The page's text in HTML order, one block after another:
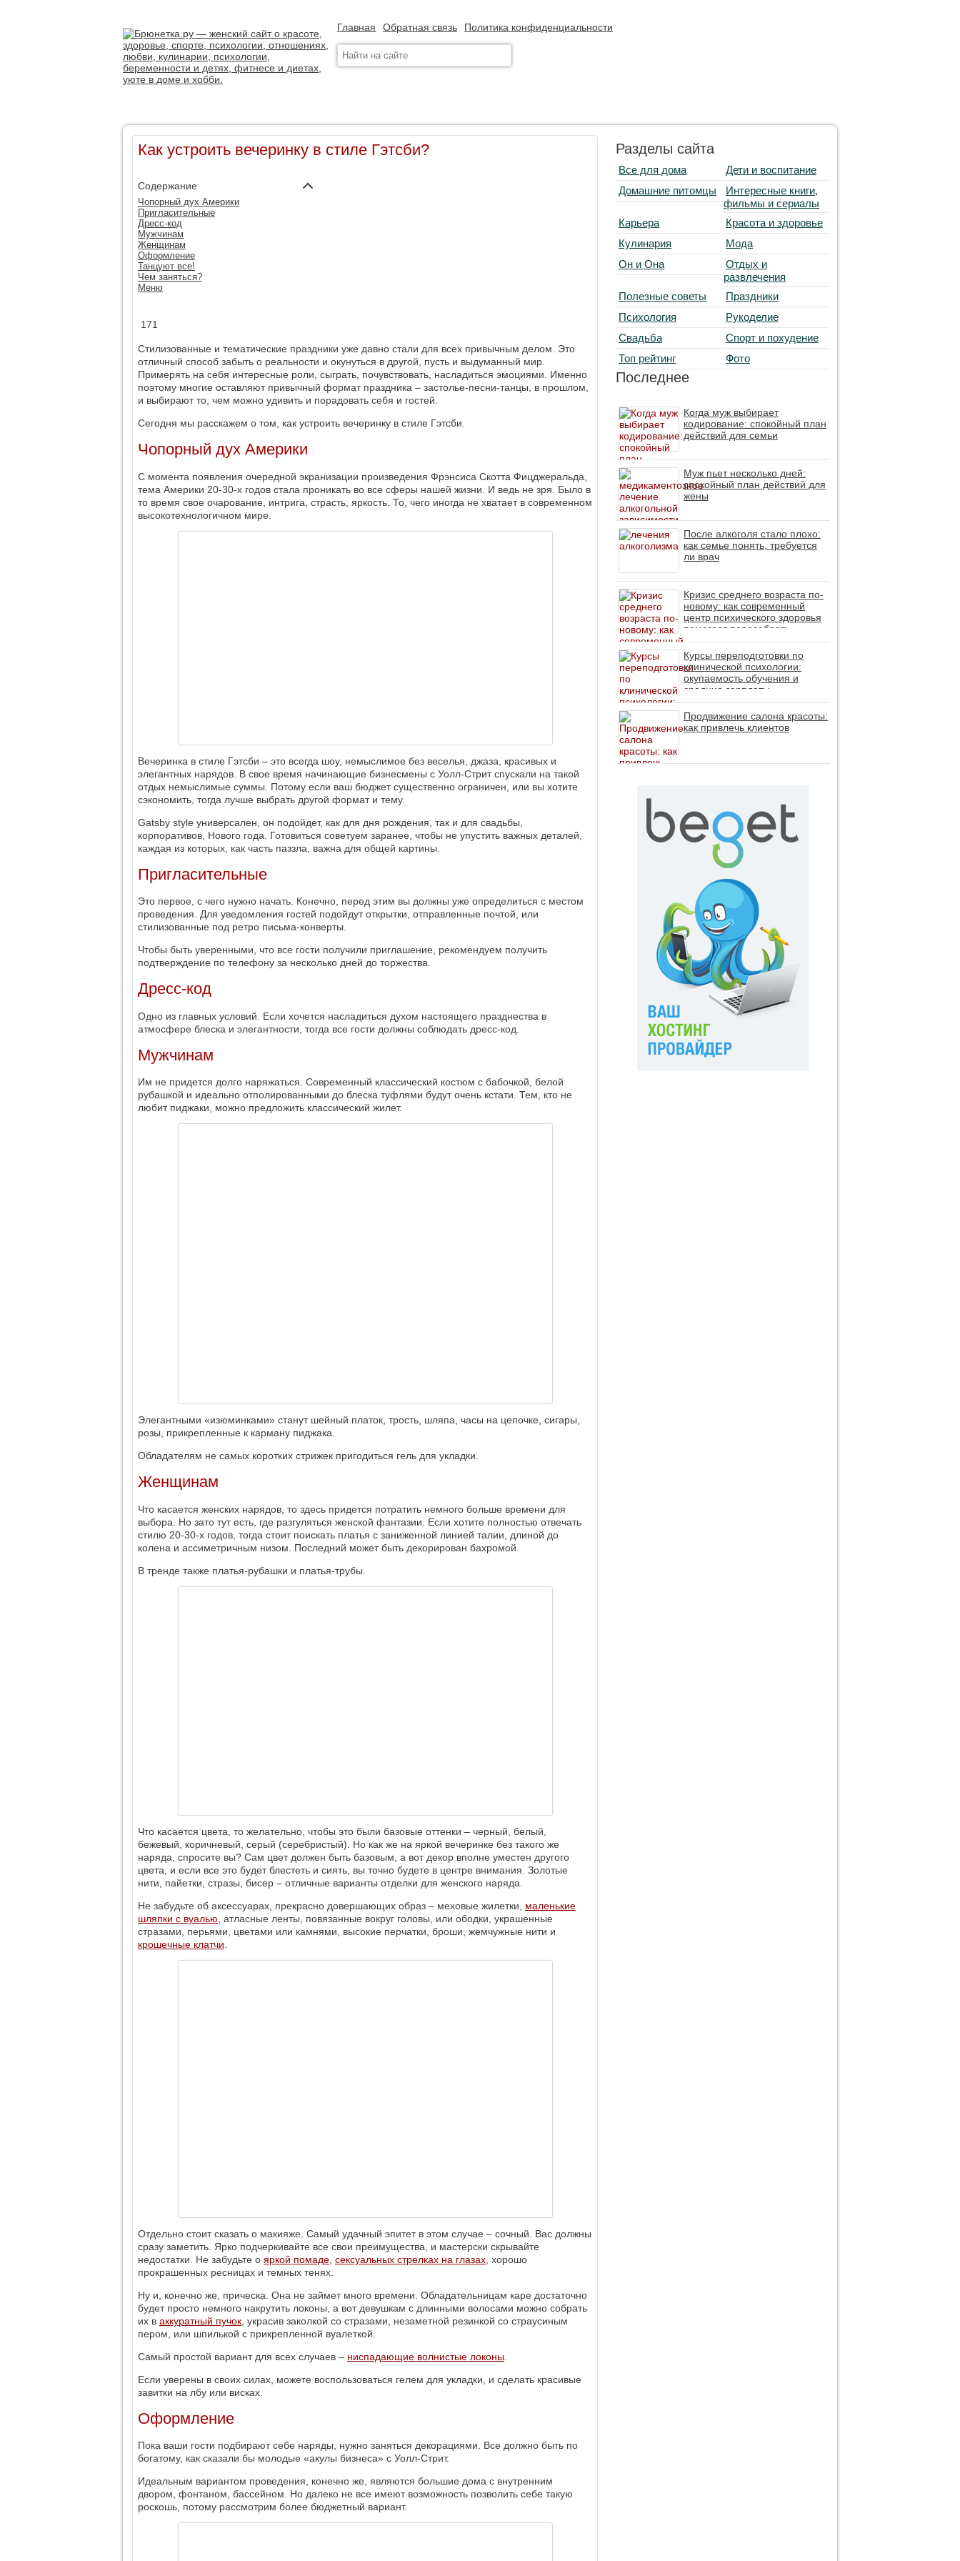
Главная Обратная связь Политика конфиденциальности
Как устроить вечеринку в стиле Гэтсби?
Содержание
Чопорный дух Америки
Пригласительные
Дресс-код
Мужчинам
Женщинам
Оформление
Танцуют все!
Чем заняться?
Меню
171
Стилизованные и тематические праздники уже давно стали для всех привычным делом. Это
отличный способ забыть о реальности и окунуться в другой, пусть и выдуманный мир.
Примерять на себя интересные роли, сыграть, почувствовать, насладиться эмоциями. Именно
поэтому многие оставляют привычный формат праздника ‒ застолье-песни-танцы, в прошлом,
и выбирают то, чем можно удивить и порадовать себя и гостей.
Сегодня мы расскажем о том, как устроить вечеринку в стиле Гэтсби.
Чопорный дух Америки
С момента появления очередной экранизации произведения Фрэнсиса Скотта Фицджеральда,
тема Америки 20-30-х годов стала проникать во все сферы нашей жизни. И ведь не зря. Было в
то время свое очарование, интрига, страсть, яркость. То, чего иногда не хватает в современном
высокотехнологичном мире.
Вечеринка в стиле Гэтсби ‒ это всегда шоу, немыслимое без веселья, джаза, красивых и
элегантных нарядов. В свое время начинающие бизнесмены с Уолл-Стрит спускали на такой
отдых немыслимые суммы. Потому если ваш бюджет существенно ограничен, или вы хотите
сэкономить, тогда лучше выбрать другой формат и тему.
Gatsby style универсален, он подойдет, как для дня рождения, так и для свадьбы,
корпоративов, Нового года. Готовиться советуем заранее, чтобы не упустить важных деталей,
каждая из которых, как часть паззла, важна для общей картины.
Пригласительные
Это первое, с чего нужно начать. Конечно, перед этим вы должны уже определиться с местом
проведения. Для уведомления гостей подойдут открытки, отправленные почтой, или
стилизованные под ретро письма-конверты.
Чтобы быть уверенными, что все гости получили приглашение, рекомендуем получить
подтверждение по телефону за несколько дней до торжества.
Дресс-код
Одно из главных условий. Если хочется насладиться духом настоящего празднества в
атмосфере блеска и элегантности, тогда все гости должны соблюдать дресс-код.
Мужчинам
Им не придется долго наряжаться. Современный классический костюм с бабочкой, белой
рубашкой и идеально отполированными до блеска туфлями будут очень кстати. Тем, кто не
любит пиджаки, можно предложить классический жилет.
Элегантными «изюминками» станут шейный платок, трость, шляпа, часы на цепочке, сигары,
розы, прикрепленные к карману пиджака.
Обладателям не самых коротких стрижек пригодиться гель для укладки.
Женщинам
Что касается женских нарядов, то здесь придется потратить немного больше времени для
выбора. Но зато тут есть, где разгуляться женской фантазии. Если хотите полностью отвечать
стилю 20-30-х годов, тогда стоит поискать платья с заниженной линией талии, длиной до
колена и ассиметричным низом. Последний может быть декорирован бахромой.
В тренде также платья-рубашки и платья-трубы.
Что касается цвета, то желательно, чтобы это были базовые оттенки ‒ черный, белый,
бежевый, коричневый, серый (серебристый). Но как же на яркой вечеринке без такого же
наряда, спросите вы? Сам цвет должен быть базовым, а вот декор вполне уместен другого
цвета, и если все это будет блестеть и сиять, вы точно будете в центре внимания. Золотые
нити, пайетки, стразы, бисер ‒ отличные варианты отделки для женского наряда.
Не забудьте об аксессуарах, прекрасно довершающих образ ‒ меховые жилетки, маленькие
шляпки с вуалью , атласные ленты, повязанные вокруг головы, или ободки, украшенные
стразами, перьями, цветами или камнями, высокие перчатки, броши, жемчужные нити и
крошечные клатчи
Отдельно стоит сказать о макияже. Самый удачный эпитет в этом случае ‒ сочный. Вас должны
сразу заметить. Ярко подчеркивайте все свои преимущества, и мастерски скрывайте
недостатки. Не забудьте о яркой помаде сексуальных стрелках на глазах , хорошо
прокрашенных ресницах и темных тенях.
Ну и, конечно же, прическа. Она не займет много времени. Обладательницам каре достаточно
будет просто немного накрутить локоны, а вот девушкам с длинными волосами можно собрать
их в аккуратный пучок , украсив заколкой со стразами, незаметной резинкой со страусиным
пером, или шпилькой с прикрепленной вуалеткой.
Самый простой вариант для всех случаев ‒ ниспадающие волнистые локоны
Если уверены в своих силах, можете воспользоваться гелем для укладки, и сделать красивые
завитки на лбу или висках.
Оформление
Пока ваши гости подбирают себе наряды, нужно заняться декорациями. Все должно быть по
богатому, как сказали бы молодые «акулы бизнеса» с Уолл-Стрит.
Идеальным вариантом проведения, конечно же, являются большие дома с внутренним
двором, фонтаном, бассейном. Но далеко не все имеют возможность позволить себе такую
роскошь, потому рассмотрим более бюджетный вариант.
Разделы сайта
Все для дома
Дети и воспитание
Домашние питомцы
Интересные книги,
фильмы и сериалы
Карьера
Красота и здоровье
Кулинария
Мода
Он и Она
Отдых и
развлечения
Полезные советы
Праздники
Психология
Рукоделие
Свадьба
Спорт и похудение
Топ рейтинг
Фото
Последнее
Когда муж выбирает
кодирование: спокойный план
действий для семьи
Муж пьет несколько дней:
спокойный план действий для
жены
После алкоголя стало плохо:
как семье понять, требуется
ли врач
Кризис среднего возраста по-
новому: как современный
центр психического здоровья
помогает пересобрать
личность без таблеток (методы
ДПДГ и КПТ)
Курсы переподготовки по
клинической психологии:
окупаемость обучения и
средние зарплаты
специалистов в 2026 году
Продвижение салона красоты:
как привлечь клиентов